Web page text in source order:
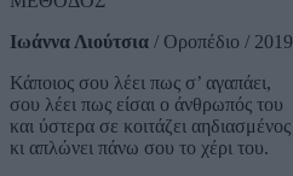
Ιωάννα Λιούτσια / Οροπέδιο / 2019
Κάποιος σου λέει πως σ’ αγαπάει,
σου λέει πως είσαι ο άνθρωπός του
και ύστερα σε κοιτάζει αηδιασμένος
κι απλώνει πάνω σου το χέρι του.